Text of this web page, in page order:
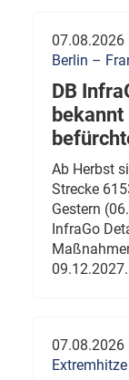
07.08.2026
Berlin –
DB
Ab Herbst
Strecke
Gestern
InfraGo
09.12.2027.
07.08.2026
Extremhitze